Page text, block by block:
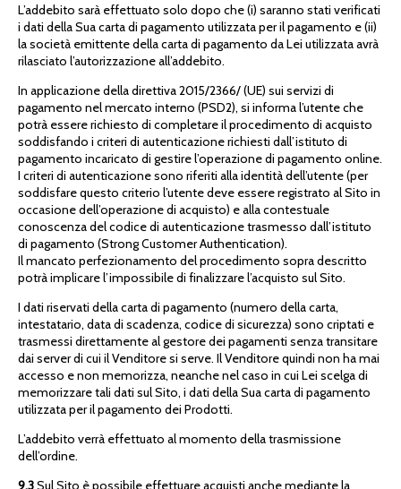
L’addebito sarà effettuato solo dopo che (i) saranno stati verificati
i dati della Sua carta di pagamento utilizzata per il pagamento e (ii)
la società emittente della carta di pagamento da Lei utilizzata avrà
rilasciato l’autorizzazione all’addebito.
In applicazione della direttiva 2015/2366/ (UE) sui servizi di
pagamento nel mercato interno (PSD2), si informa l’utente che
potrà essere richiesto di completare il procedimento di acquisto
soddisfando i criteri di autenticazione richiesti dall’istituto di
pagamento incaricato di gestire l’operazione di pagamento online.
I criteri di autenticazione sono riferiti alla identità dell’utente (per
soddisfare questo criterio l’utente deve essere registrato al Sito in
occasione dell’operazione di acquisto) e alla contestuale
conoscenza del codice di autenticazione trasmesso dall’istituto
di pagamento (Strong Customer Authentication).
Il mancato perfezionamento del procedimento sopra descritto
potrà implicare l’impossibile di finalizzare l’acquisto sul Sito.
I dati riservati della carta di pagamento (numero della carta,
intestatario, data di scadenza, codice di sicurezza) sono criptati e
trasmessi direttamente al gestore dei pagamenti senza transitare
dai server di cui il Venditore si serve. Il Venditore quindi non ha mai
accesso e non memorizza, neanche nel caso in cui Lei scelga di
memorizzare tali dati sul Sito, i dati della Sua carta di pagamento
utilizzata per il pagamento dei Prodotti.
L’addebito verrà effettuato al momento della trasmissione
dell’ordine.
9.3Sul Sito è possibile effettuare acquisti anche mediante la